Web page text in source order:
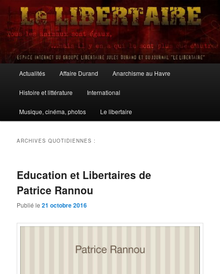
Aller
contenu
principal
Aller
contenu
secondaire
Le Libertaire
principal
Actualités Affaire Durand Anarchisme au Havre
Histoire et littérature International
Musique, cinéma, photos Le libertaire
ARCHIVES QUOTIDIENNES :
Education et Libertaires de
Patrice Rannou
Publié le21 octobre 2016